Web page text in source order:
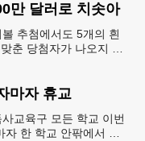
만 달러로 치솟아
추첨에서도 5개의 흰
춘 당첨자가 나오지 않
마자 휴교
교육구 모든 학교 이번
자 한 학교 안팎에서 잇